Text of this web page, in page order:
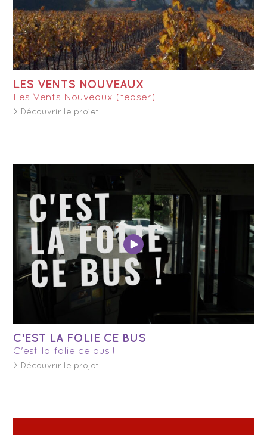
LES VENTS NOUVEAUX
Les Vents Nouveaux (teaser)
> Découvrir le projet
C’EST LA FOLIE CE BUS
C'est la folie ce bus !
> Découvrir le projet